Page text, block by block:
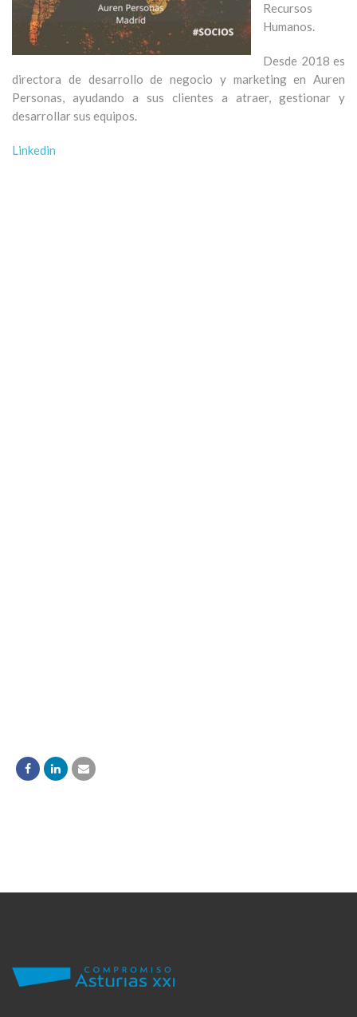
Recursos
Humanos.
Desde 2018 es
directora de desarrollo de negocio y marketing en Auren
Personas, ayudando a sus clientes a atraer, gestionar y
desarrollar sus equipos.
Linkedin